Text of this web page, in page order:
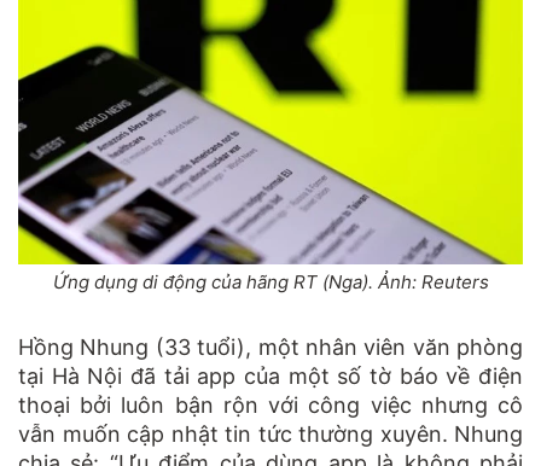
Ứng dụng di động của hãng RT (Nga). Ảnh: Reuters
Hồng Nhung (33 tuổi), một nhân viên văn phòng
tại Hà Nội đã tải app của một số tờ báo về điện
thoại bởi luôn bận rộn với công việc nhưng cô
vẫn muốn cập nhật tin tức thường xuyên. Nhung